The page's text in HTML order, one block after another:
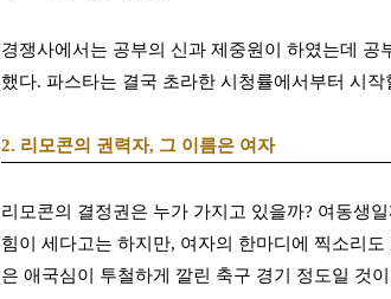
경쟁사에서는 공부의 신과 제중원이 하였는데
했다. 파스타는 결국 초라한 시청률에서부터 시작
2. 리모콘의 권력자, 그 이름은 여자
리모콘의 결정권은 누가 가지고 있을까? 여동생
힘이 세다고는 하지만, 여자의 한마디에 찍소리
은 애국심이 투철하게 깔린 축구 경기 정도일 것